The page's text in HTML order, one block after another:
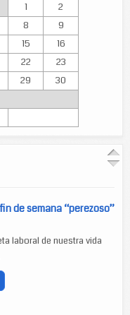
1
2
8
9
15
16
22
23
29
30
de semana “perezoso”
laboral de nuestra vida